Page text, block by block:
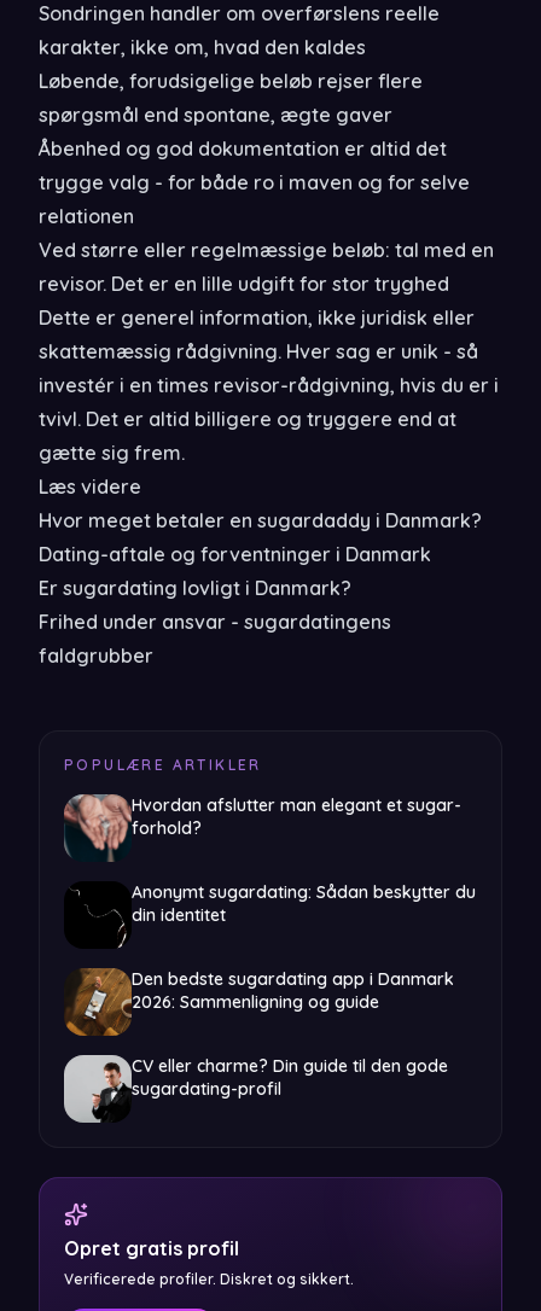
Sondringen handler om overførslens reelle
karakter, ikke om, hvad den kaldes
Løbende, forudsigelige beløb rejser flere
spørgsmål end spontane, ægte gaver
Åbenhed og god dokumentation er altid det
trygge valg - for både ro i maven og for selve
relationen
Ved større eller regelmæssige beløb: tal med en
revisor. Det er en lille udgift for stor tryghed
Dette er generel information, ikke juridisk eller
skattemæssig rådgivning. Hver sag er unik - så
investér i en times revisor-rådgivning, hvis du er i
tvivl. Det er altid billigere og tryggere end at
gætte sig frem.
Læs videre
Hvor meget betaler en sugardaddy i Danmark?
Dating-aftale og forventninger i Danmark
Er sugardating lovligt i Danmark?
Frihed under ansvar - sugardatingens
faldgrubber
POPULÆRE ARTIKLER
Hvordan afslutter man elegant et sugar-
forhold?
Anonymt sugardating: Sådan beskytter du
din identitet
Den bedste sugardating app i Danmark
2026: Sammenligning og guide
CV eller charme? Din guide til den gode
sugardating-profil
Opret gratis profil
Verificerede profiler. Diskret og sikkert.